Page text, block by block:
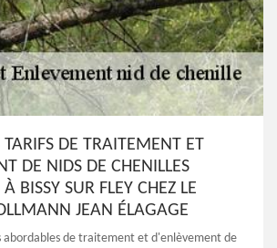
TARIFS DE TRAITEMENT ET
DE NIDS DE CHENILLES
BISSY SUR FLEY CHEZ LE
JEAN ÉLAGAGE
abordables de traitement et d'enlèvement de